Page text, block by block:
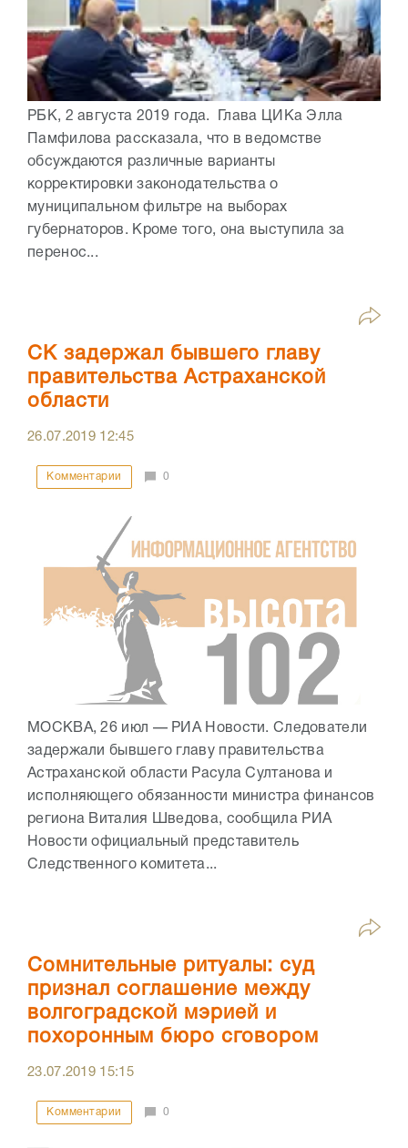
РБК, 2 августа 2019 года. Глава ЦИКа Элла
Памфилова рассказала, что в ведомстве
обсуждаются различные варианты
корректировки законодательства о
муниципальном фильтре на выборах
губернаторов. Кроме того, она выступила за
перенос...
СК задержал бывшего главу
правительства Астраханской
области
26.07.2019 12:45
Комментарии 0
МОСКВА, 26 июл — РИА Новости. Следователи
задержали бывшего главу правительства
Астраханской области Расула Султанова и
исполняющего обязанности министра финансов
региона Виталия Шведова, сообщила РИА
Новости официальный представитель
Следственного комитета...
Сомнительные ритуалы: суд
признал соглашение между
волгоградской мэрией и
похоронным бюро сговором
23.07.2019 15:15
Комментарии 0